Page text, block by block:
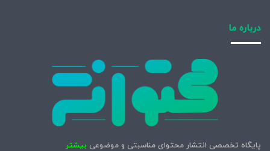
درباره ما
پایگاه تخصصی انتشار محتوای مناسبتی و موضوعی بیشتر